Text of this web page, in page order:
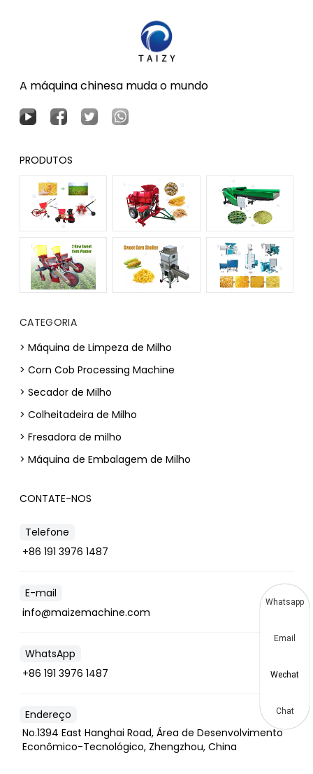
A máquina chinesa muda o mundo
PRODUTOS
CATEGORIA
> Máquina de Limpeza de Milho
> Corn Cob Processing Machine
> Secador de Milho
> Colheitadeira de Milho
> Fresadora de milho
> Máquina de Embalagem de Milho
CONTATE-NOS
Telefone
+86 191 3976 1487
E-mail
info@maizemachine.com
WhatsApp
+86 191 3976 1487
Endereço
No.1394 East Hanghai Road, Área de Desenvolvimento
Econômico-Tecnológico, Zhengzhou, China
Whatsapp
Email
Wechat
Chat